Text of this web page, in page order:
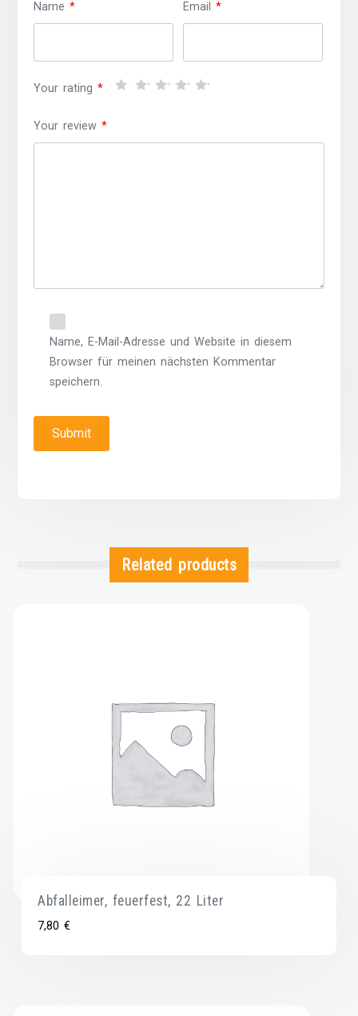
Name* Email*
Your rating*
Your review*
Name, E-Mail-Adresse und Website in diesem
Browser für meinen nächsten Kommentar
speichern.
Related products
Abfalleimer, feuerfest, 22 Liter
7,80€